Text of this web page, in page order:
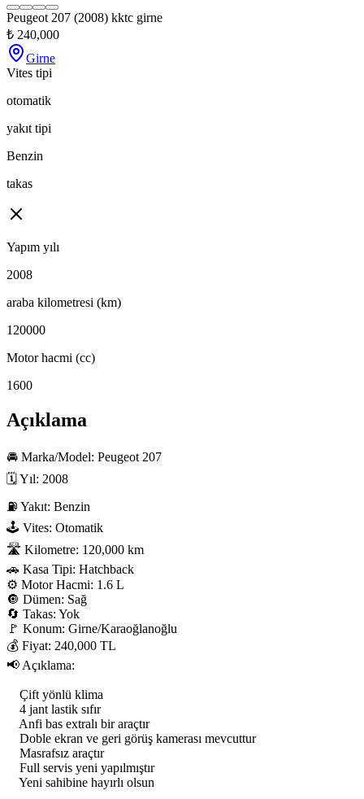
Peugeot 207 (2008) kktc girne
₺ 240,000
Girne
Vites tipi
otomatik
yakıt tipi
Benzin
takas
Yapım yılı
2008
araba kilometresi (km)
120000
Motor hacmi (cc)
1600
Açıklama
🚘 Marka/Model: Peugeot 207
🗓 Yıl: 2008
⛽ Yakıt: Benzin
🕹 Vites: Otomatik
🛣 Kilometre: 120,000 km
🚗 Kasa Tipi: Hatchback
⚙️ Motor Hacmi: 1.6 L
🔘 Dümen: Sağ
🔄 Takas: Yok
🚩 Konum: Girne/Karaoğlanoğlu
💰 Fiyat: 240,000 TL
📢 Açıklama:
    Çift yönlü klima
    4 jant lastik sıfır
    Anfi bas extralı bir araçtır
    Doble ekran ve geri görüş kamerası mevcuttur
    Masrafsız araçtır
    Full servis yeni yapılmıştır
    Yeni sahibine hayırlı olsun